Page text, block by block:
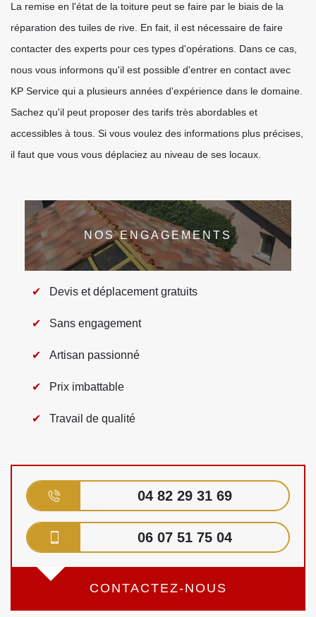
La remise en l'état de la toiture peut se faire par le biais de la
réparation des tuiles de rive. En fait, il est nécessaire de faire
contacter des experts pour ces types d'opérations. Dans ce cas,
nous vous informons qu'il est possible d'entrer en contact avec
KP Service qui a plusieurs années d'expérience dans le domaine.
Sachez qu'il peut proposer des tarifs très abordables et
accessibles à tous. Si vous voulez des informations plus précises,
il faut que vous vous déplaciez au niveau de ses locaux.
NOS ENGAGEMENTS
Devis et déplacement gratuits
Sans engagement
Artisan passionné
Prix imbattable
Travail de qualité
04 82 29 31 69
06 07 51 75 04
CONTACTEZ-NOUS